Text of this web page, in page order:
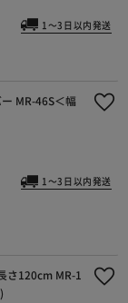
1～3日以内発送
MR-46S＜幅
1～3日以内発送
さ120cm MR-1
続きへ